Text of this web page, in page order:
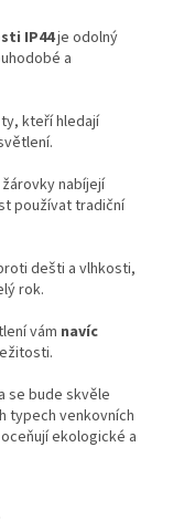
IP44je odolný
a
kteří hledají
nabíjejí
používat tradiční
dešti a vlhkosti,
rok.
vám navíc
se bude skvěle
typech venkovních
ekologické a